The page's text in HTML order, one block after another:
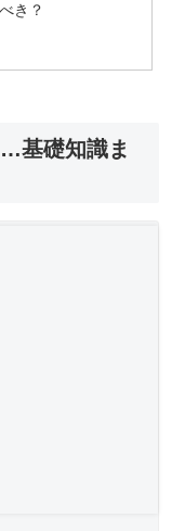
き？
基礎知識ま